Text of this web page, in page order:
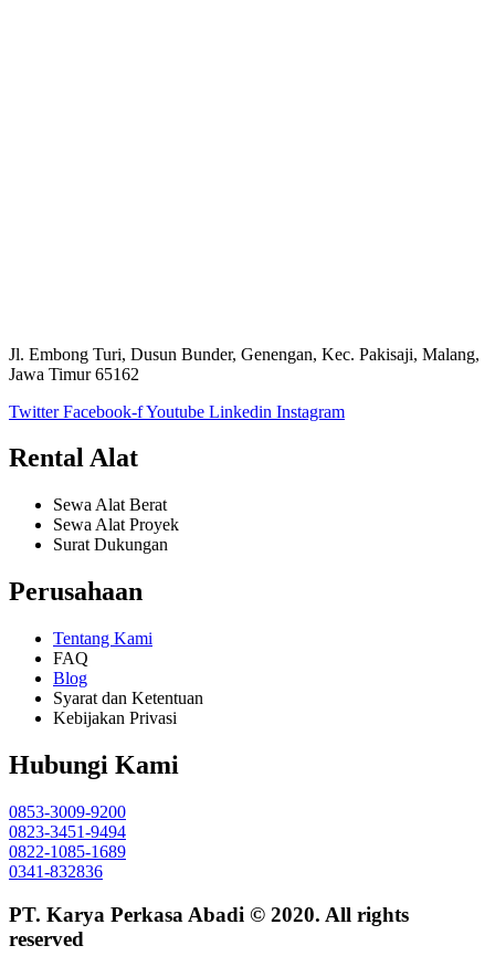
Jl. Embong Turi, Dusun Bunder, Genengan, Kec. Pakisaji, Malang,
Jawa Timur 65162
Twitter Facebook-fYoutube Linkedin Instagram
Rental Alat
Sewa Alat Berat
Sewa Alat Proyek
Surat Dukungan
Perusahaan
Tentang Kami
FAQ
Blog
Syarat dan Ketentuan
Kebijakan Privasi
Hubungi Kami
0853-3009-9200
0823-3451-9494
0822-1085-1689
0341-832836
PT. Karya Perkasa Abadi © 2020. All rights
reserved